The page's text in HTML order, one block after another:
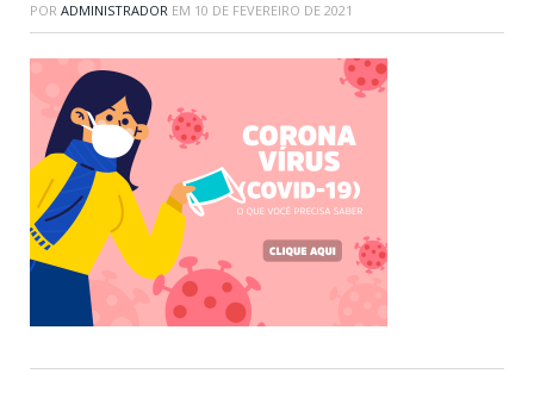
POR ADMINISTRADOR EM 10 DE FEVEREIRO DE 2021